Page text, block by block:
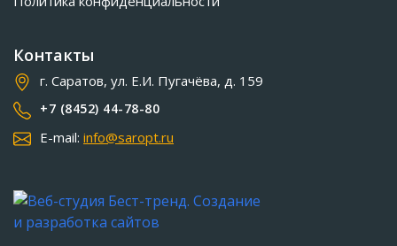
Контакты
г. Саратов, ул. Е.И. Пугачёва, д. 159
+7 (8452) 44-78-80
E-mail: info@saropt.ru